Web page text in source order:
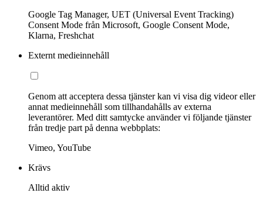
Google Tag Manager, UET (Universal Event Tracking)
Consent Mode från Microsoft, Google Consent Mode,
Klarna, Freshchat
Externt medieinnehåll
Genom att acceptera dessa tjänster kan vi visa dig videor eller
annat medieinnehåll som tillhandahålls av externa
leverantörer. Med ditt samtycke använder vi följande tjänster
från tredje part på denna webbplats:
Vimeo, YouTube
Krävs
Alltid aktiv